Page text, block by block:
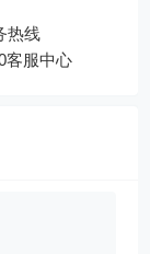
热线
客服中心